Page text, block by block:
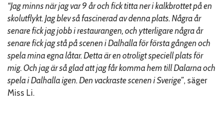
“Jag minns när jag var 9 år och fick titta ner i kalkbrottet på en
skolutflykt. Jag blev så fascinerad av denna plats. Några år
senare fick jag jobb i restaurangen, och ytterligare några år
senare fick jag stå på scenen i Dalhalla för första gången och
spela mina egna låtar. Detta är en otroligt speciell plats för
mig. Och jag är så glad att jag får komma hem till Dalarna och
spela i Dalhalla igen. Den vackraste scenen i Sverige”, säger
Miss Li.